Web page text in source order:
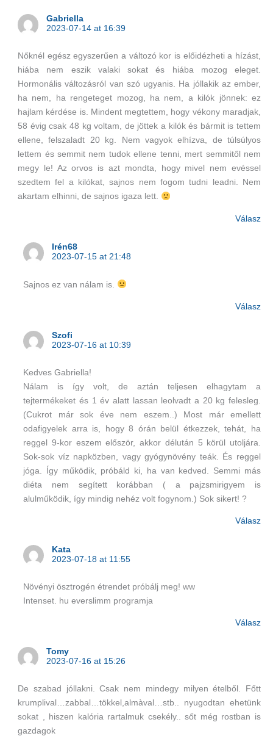
Gabriella
2023-07-14 at 16:39
Nőknél egész egyszerűen a változó kor is előidézheti a hízást,
hiába nem eszik valaki sokat és hiába mozog eleget.
Hormonális változásról van szó ugyanis. Ha jóllakik az ember,
ha nem, ha rengeteget mozog, ha nem, a kilók jönnek: ez
hajlam kérdése is. Mindent megtettem, hogy vékony maradjak,
58 évig csak 48 kg voltam, de jöttek a kilók és bármit is tettem
ellene, felszaladt 20 kg. Nem vagyok elhízva, de túlsúlyos
lettem és semmit nem tudok ellene tenni, mert semmitől nem
megy le! Az orvos is azt mondta, hogy mivel nem evéssel
szedtem fel a kilókat, sajnos nem fogom tudni leadni. Nem
akartam elhinni, de sajnos igaza lett.
Válasz
Irén68
2023-07-15 at 21:48
Sajnos ez van nálam is.
Válasz
Szofi
2023-07-16 at 10:39
Kedves Gabriella!
Nálam is így volt, de aztán teljesen elhagytam a
tejtermékeket és 1 év alatt lassan leolvadt a 20 kg felesleg.
(Cukrot már sok éve nem eszem..) Most már emellett
odafigyelek arra is, hogy 8 órán belül étkezzek, tehát, ha
reggel 9-kor eszem először, akkor délután 5 körül utoljára.
Sok-sok víz napközben, vagy gyógynövény teák. És reggel
jóga. Így működik, próbáld ki, ha van kedved. Semmi más
diéta nem segített korábban ( a pajzsmirigyem is
alulműködik, így mindig nehéz volt fogynom.) Sok sikert! ?
Válasz
Kata
2023-07-18 at 11:55
Növényi ösztrogén étrendet próbálj meg! ww
Intenset. hu everslimm programja
Válasz
Tomy
2023-07-16 at 15:26
De szabad jóllakni. Csak nem mindegy milyen ételből. Főtt
krumplival…zabbal…tökkel,almàval…stb.. nyugodtan ehetünk
sokat , hiszen kalória rartalmuk csekély.. sőt még rostban is
gazdagok